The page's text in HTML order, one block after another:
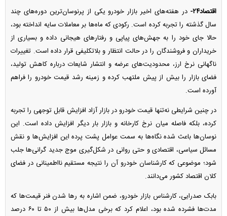
اقتصاد۲۴-
در هفته‌های اخیر بازار خودرو یکی از پرنوسان‌ترین دوره‌های چند
سال گذشته را تجربه کرده است. رکودی که ماه‌ها بر معاملات سایه انداخته بود،
حالا جای خود را به جهش‌های پیاپی و رفتار‌های هیجانی داده و بسیاری از
خریداران و فروشندگان را در حالت انتظار و بلاتکلیفی قرار داده است. تغییرات
ناگهانی نرخ ارز، محدودیت‌های عرضه و انتشار شایعات درباره کاهش تولید،
فضای بازار را بیش از پیش ملتهب کرده و زمینه رشد قیمت خودرو را فراهم
آورده است.
در چنین شرایطی نه‌تنها قیمت خودرو در بازار آزاد افزایش قابل توجهی را تجربه
کرده، بلکه فاصله میان نرخ کارخانه و بازار بار دیگر افزایش داده است. این
نوسان‌ها باعث شده نگاه‌ها به سمت عوامل پشت پرده این افزایش‌ها و نقش
مسائل سیاسی، اقتصادی و حتی روانی در شکل‌گیری موج جدید گرانی‌ها جلب
شود؛ موضوعی که کارشناسان خودرو آن را نتیجه مستقیم نااطمینانی در فضای
کلان اقتصاد کشور می‌دانند.
بابک صدرایی، کارشناس بازار خودرو، ضمن اشاره به رها شدن فنر قیمت‌ها که
مدت‌ها فشرده شده بود، اعلام کرد که برخی مدل‌ها بیش از ۵۰ تا ۶۰ درصد